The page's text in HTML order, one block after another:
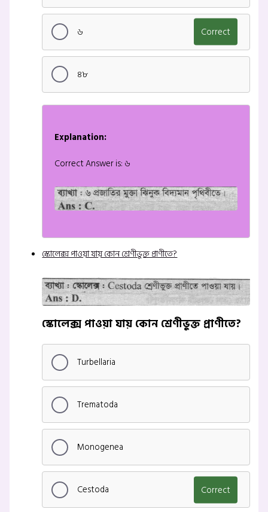
৬ Correct
৪৮
Explanation:
Correct Answer is: ৬
স্কোলেক্স পাওয়া যায় কোন শ্রেণীভুক্ত প্রাণীতে?
স্কোলেক্স পাওয়া যায় কোন শ্রেণীভুক্ত প্রাণীতে?
Turbellaria
Trematoda
Monogenea
Cestoda Correct